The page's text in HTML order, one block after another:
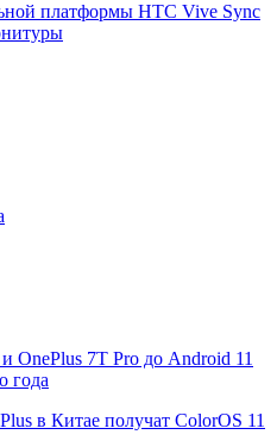
платформы HTC Vive Sync
OnePlus 7T Pro до Android 11
года
в Китае получат ColorOS 11